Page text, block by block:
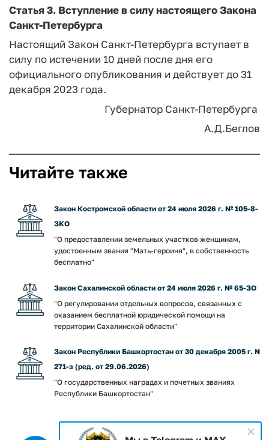
Статья 3. Вступление в силу настоящего Закона
Санкт-Петербурга
Настоящий Закон Санкт-Петербурга вступает в
силу по истечении 10 дней после дня его
официального опубликования и действует до 31
декабря 2023 года.
Губернатор Санкт-Петербурга
А.Д.Беглов
Читайте также
Закон Костромской области от 24 июля 2026 г. № 105-8-
ЗКО
"О предоставлении земельных участков женщинам,
удостоенным звания "Мать-героиня", в собственность
бесплатно"
Закон Сахалинской области от 24 июля 2026 г. № 65-ЗО
"О регулировании отдельных вопросов, связанных с
оказанием бесплатной юридической помощи на
территории Сахалинской области"
Закон Республики Башкортостан от 30 декабря 2005 г. N
271-з (ред. от 29.06.2026)
"О государственных наградах и почетных званиях
Республики Башкортостан"